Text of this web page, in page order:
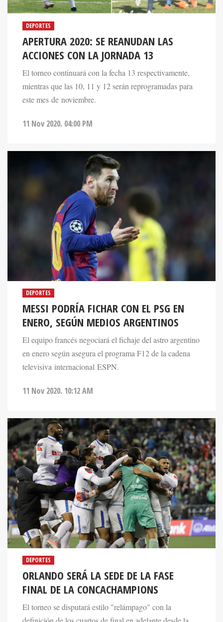
DEPORTES
APERTURA 2020: SE REANUDAN LAS
ACCIONES CON LA JORNADA 13
El torneo continuará con la fecha 13 respectivamente,
mientras que las 10, 11 y 12 serán reprogramadas para
este mes de noviembre.
11 Nov 2020. 04:00 PM
DEPORTES
MESSI PODRÍA FICHAR CON EL PSG EN
ENERO, SEGÚN MEDIOS ARGENTINOS
El equipo francés negociará el fichaje del astro argentino
en enero según asegura el programa F12 de la cadena
televisiva internacional ESPN.
11 Nov 2020. 10:12 AM
DEPORTES
ORLANDO SERÁ LA SEDE DE LA FASE
FINAL DE LA CONCACHAMPIONS
El torneo se disputará estilo "relámpago" con la